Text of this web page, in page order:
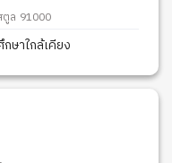
ตูล 91000
ษาใกล้เคียง